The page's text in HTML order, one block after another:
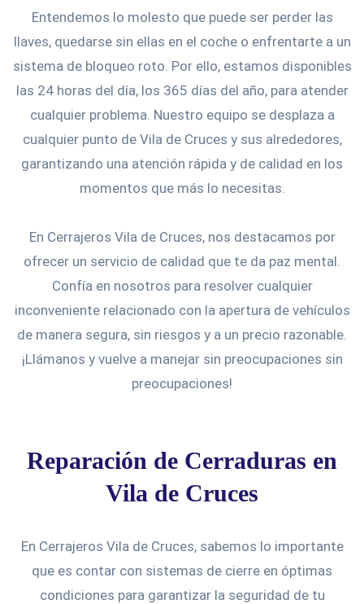
Entendemos lo molesto que puede ser perder las
llaves, quedarse sin ellas en el coche o enfrentarte a un
sistema de bloqueo roto. Por ello, estamos disponibles
las 24 horas del día, los 365 días del año, para atender
cualquier problema. Nuestro equipo se desplaza a
cualquier punto de Vila de Cruces y sus alrededores,
garantizando una atención rápida y de calidad en los
momentos que más lo necesitas.
En Cerrajeros Vila de Cruces, nos destacamos por
ofrecer un servicio de calidad que te da paz mental.
Confía en nosotros para resolver cualquier
inconveniente relacionado con la apertura de vehículos
de manera segura, sin riesgos y a un precio razonable.
¡Llámanos y vuelve a manejar sin preocupaciones sin
preocupaciones!
Reparación de Cerraduras en
Vila de Cruces
En Cerrajeros Vila de Cruces, sabemos lo importante
que es contar con sistemas de cierre en óptimas
condiciones para garantizar la seguridad de tu